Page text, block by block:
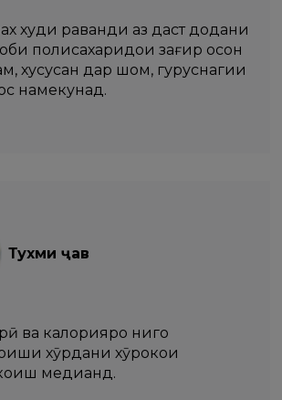
худи раванди аз даст додани
полисахаридҳои зағир осон
хусусан дар шом, гуруснагии
намекунад.
​​​​Тухми ҷав
ва калорияро нигоҳ
хӯрдани хӯрокҳои
медиҳанд.